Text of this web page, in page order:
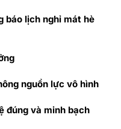
báo lịch nghỉ mát hè
nguồn lực vô hình
đúng và minh bạch